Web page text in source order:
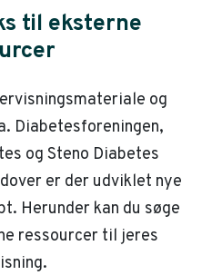
til eksterne
og
Diabetesforeningen,
og Steno Diabetes
er der udviklet nye
Herunder kan du søge
ressourcer til jeres